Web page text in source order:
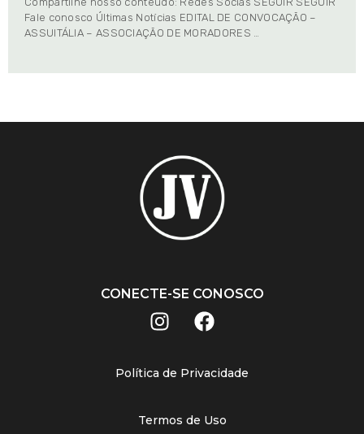
Fale conosco Últimas Notícias EDITAL DE CONVOCAÇÃO –
ASSUITÁLIA – ASSOCIAÇÃO DE MORADORES …
CONECTE-SE CONOSCO
Política de Privacidade
Termos de Uso